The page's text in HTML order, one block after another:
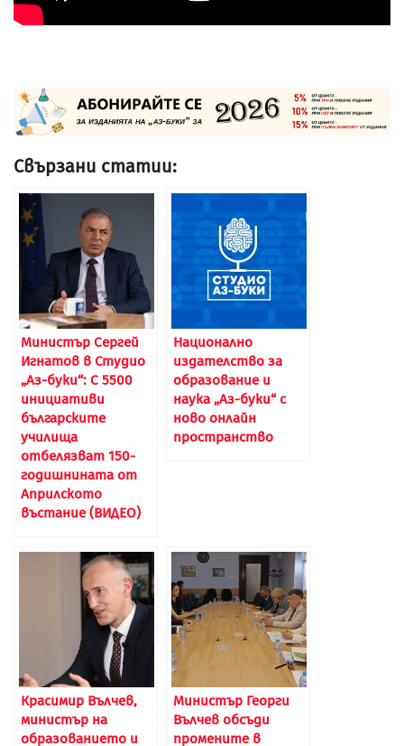
Свързани статии:
Министър Сергей
Игнатов в Студио
„Аз-буки“: С 5500
инициативи
българските
училища
отбелязват 150-
годишнината от
Априлското
въстание (ВИДЕО)
Национално
издателство за
образование и
наука „Аз-буки“ с
ново онлайн
пространство
Красимир Вълчев,
министър на
образованието и
Министър Георги
Вълчев обсъди
промените в